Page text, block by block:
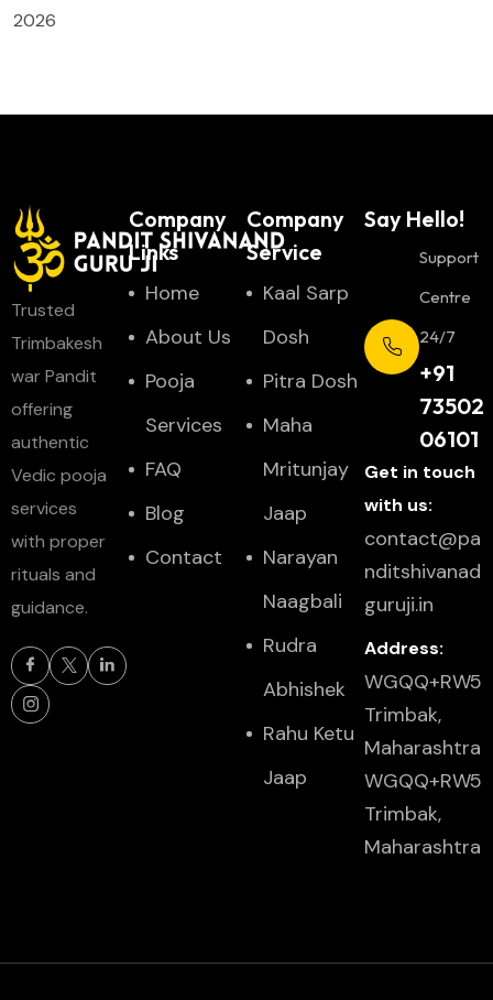
2026
Trusted
Trimbakesh
war Pandit
offering
authentic
Vedic pooja
services
with proper
rituals and
guidance.
Company
Links
Home
About Us
Pooja
Services
FAQ
Blog
Contact
Company
Service
Kaal Sarp
Dosh
Pitra Dosh
Maha
Mritunjay
Jaap
Narayan
Naagbali
Rudra
Abhishek
Rahu Ketu
Jaap
Say Hello!
Support
Centre
24/7
+91
73502
06101
Get in touch
with us:
contact@pa
nditshivanad
guruji.in
Address:
WGQQ+RW5
Trimbak,
Maharashtra
WGQQ+RW5
Trimbak,
Maharashtra